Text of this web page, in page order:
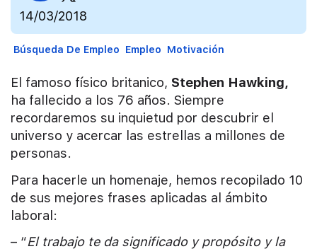
14/03/2018
Búsqueda De Empleo Empleo Motivación
El famoso físico britanico, Stephen Hawking,
ha fallecido a los 76 años. Siempre
recordaremos su inquietud por descubrir el
universo y acercar las estrellas a millones de
personas.
Para hacerle un homenaje, hemos recopilado 10
de sus mejores frases aplicadas al ámbito
laboral:
– “El trabajo te da significado y propósito y la